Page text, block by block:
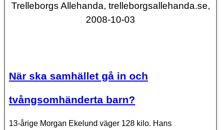
Trelleborgs Allehanda, trelleborgsallehanda.se,
2008-10-03
När ska samhället gå in och
tvångsomhänderta barn?
13-årige Morgan Ekelund väger 128 kilo. Hans